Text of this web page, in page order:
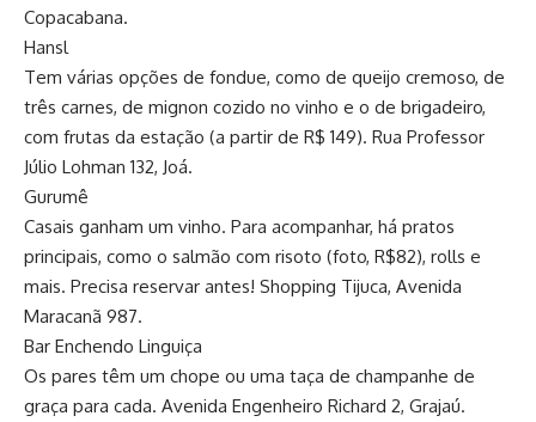
Copacabana.
Hansl
Tem várias opções de fondue, como de queijo cremoso, de
três carnes, de mignon cozido no vinho e o de brigadeiro,
com frutas da estação (a partir de R$ 149). Rua Professor
Júlio Lohman 132, Joá.
Gurumê
Casais ganham um vinho. Para acompanhar, há pratos
principais, como o salmão com risoto (foto, R$82), rolls e
mais. Precisa reservar antes! Shopping Tijuca, Avenida
Maracanã 987.
Bar Enchendo Linguiça
Os pares têm um chope ou uma taça de champanhe de
graça para cada. Avenida Engenheiro Richard 2, Grajaú.